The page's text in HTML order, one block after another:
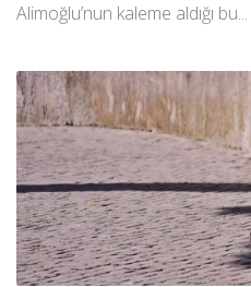
Alimoğlu’nun kaleme aldığı bu...